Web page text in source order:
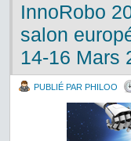
InnoRobo
salon
14-16 Mars
PUBLIÉ PAR PHILOO